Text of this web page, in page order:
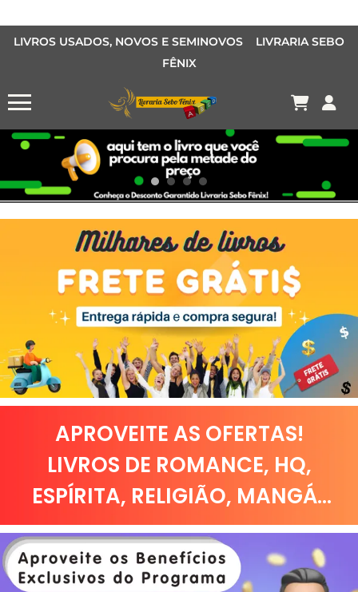
LIVROS USADOS, NOVOS E SEMINOVOS LIVRARIA SEBO
FÊNIX
Conheça o Desconto Garantido de livros Sebo Fênix!
OFERTA HISTORIAS EM QUADRINHOS
OFERTA MANGÁS
MANGÁS BARATOS
APROVEITE AS OFERTAS!
LIVROS DE ROMANCE, HQ,
ESPÍRITA, RELIGIÃO, MANGÁ...